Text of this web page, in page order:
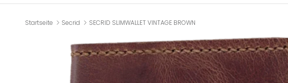
Startseite Secrid SECRID SLIMWALLET VINTAGE BROWN
Zu Produktinformationen springen